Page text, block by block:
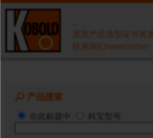
首页 产品选型 证书资质
联系我们 Newsletter
产品搜索
在此标题中 科宝型号